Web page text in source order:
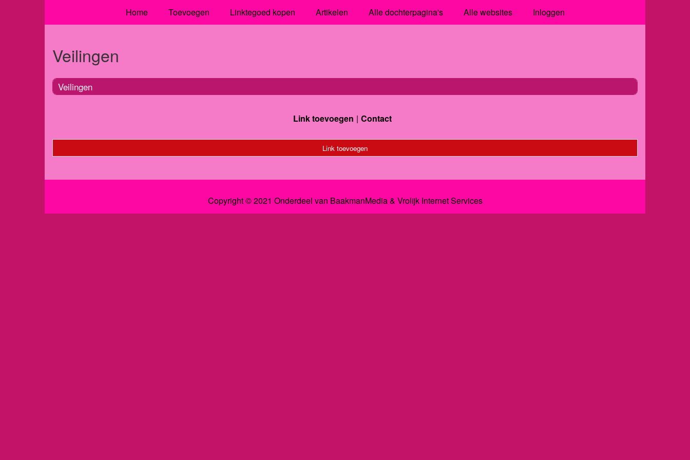
Home Toevoegen Linktegoed kopen Artikelen Alle dochterpagina's Alle websites Inloggen
Veilingen
Veilingen
Link toevoegen Contact
Link toevoegen
Copyright © 2021 Onderdeel van BaakmanMedia& Vrolijk Internet Services